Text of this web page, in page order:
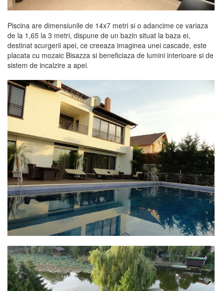
Piscina are dimensiunile de 14x7 metri si o adancime ce variaza
de la 1,65 la 3 metri, dispune de un bazin situat la baza ei,
destinat scurgerii apei, ce creeaza imaginea unei cascade, este
placata cu mozaic Bisazza si beneficiaza de lumini interioare si de
sistem de incalzire a apei.